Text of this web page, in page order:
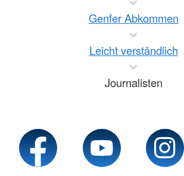
Genfer Abkommen
Leicht verständlich
Journalisten